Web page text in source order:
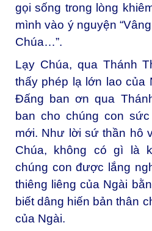
gọi sống trong lòng
mình vào ý nguyện
Chúa…”.
Lạy Chúa, qua Thánh
thấy phép lạ lớn lao của
Đấng ban ơn qua
ban cho chúng con
mới. Như lời sứ thần hô
Chúa, không có gì là
chúng con được lắng
thiêng liêng của Ngài
biết dâng hiến bản thân
của Ngài.